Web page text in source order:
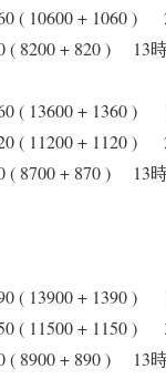
( 10600 + 1060 )
( 8200 + 820 ) 13
( 13600 + 1360 )
( 11200 + 1120 )
( 8700 + 870 ) 13
( 13900 + 1390 )
( 11500 + 1150 )
( 8900 + 890 ) 13